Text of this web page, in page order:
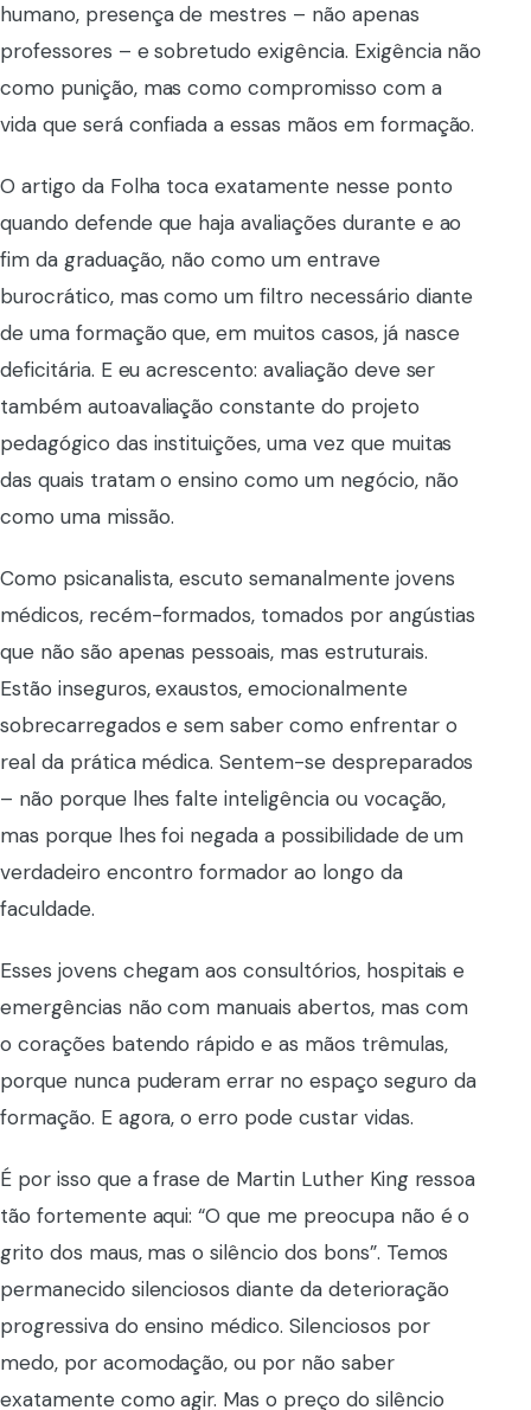
humano, presença de mestres – não apenas
professores – e sobretudo exigência. Exigência não
como punição, mas como compromisso com a
vida que será confiada a essas mãos em formação.
O artigo da Folha toca exatamente nesse ponto
quando defende que haja avaliações durante e ao
fim da graduação, não como um entrave
burocrático, mas como um filtro necessário diante
de uma formação que, em muitos casos, já nasce
deficitária. E eu acrescento: avaliação deve ser
também autoavaliação constante do projeto
pedagógico das instituições, uma vez que muitas
das quais tratam o ensino como um negócio, não
como uma missão.
Como psicanalista, escuto semanalmente jovens
médicos, recém-formados, tomados por angústias
que não são apenas pessoais, mas estruturais.
Estão inseguros, exaustos, emocionalmente
sobrecarregados e sem saber como enfrentar o
real da prática médica. Sentem-se despreparados
– não porque lhes falte inteligência ou vocação,
mas porque lhes foi negada a possibilidade de um
verdadeiro encontro formador ao longo da
faculdade.
Esses jovens chegam aos consultórios, hospitais e
emergências não com manuais abertos, mas com
o corações batendo rápido e as mãos trêmulas,
porque nunca puderam errar no espaço seguro da
formação. E agora, o erro pode custar vidas.
É por isso que a frase de Martin Luther King ressoa
tão fortemente aqui: “O que me preocupa não é o
grito dos maus, mas o silêncio dos bons”. Temos
permanecido silenciosos diante da deterioração
progressiva do ensino médico. Silenciosos por
medo, por acomodação, ou por não saber
exatamente como agir. Mas o preço do silêncio